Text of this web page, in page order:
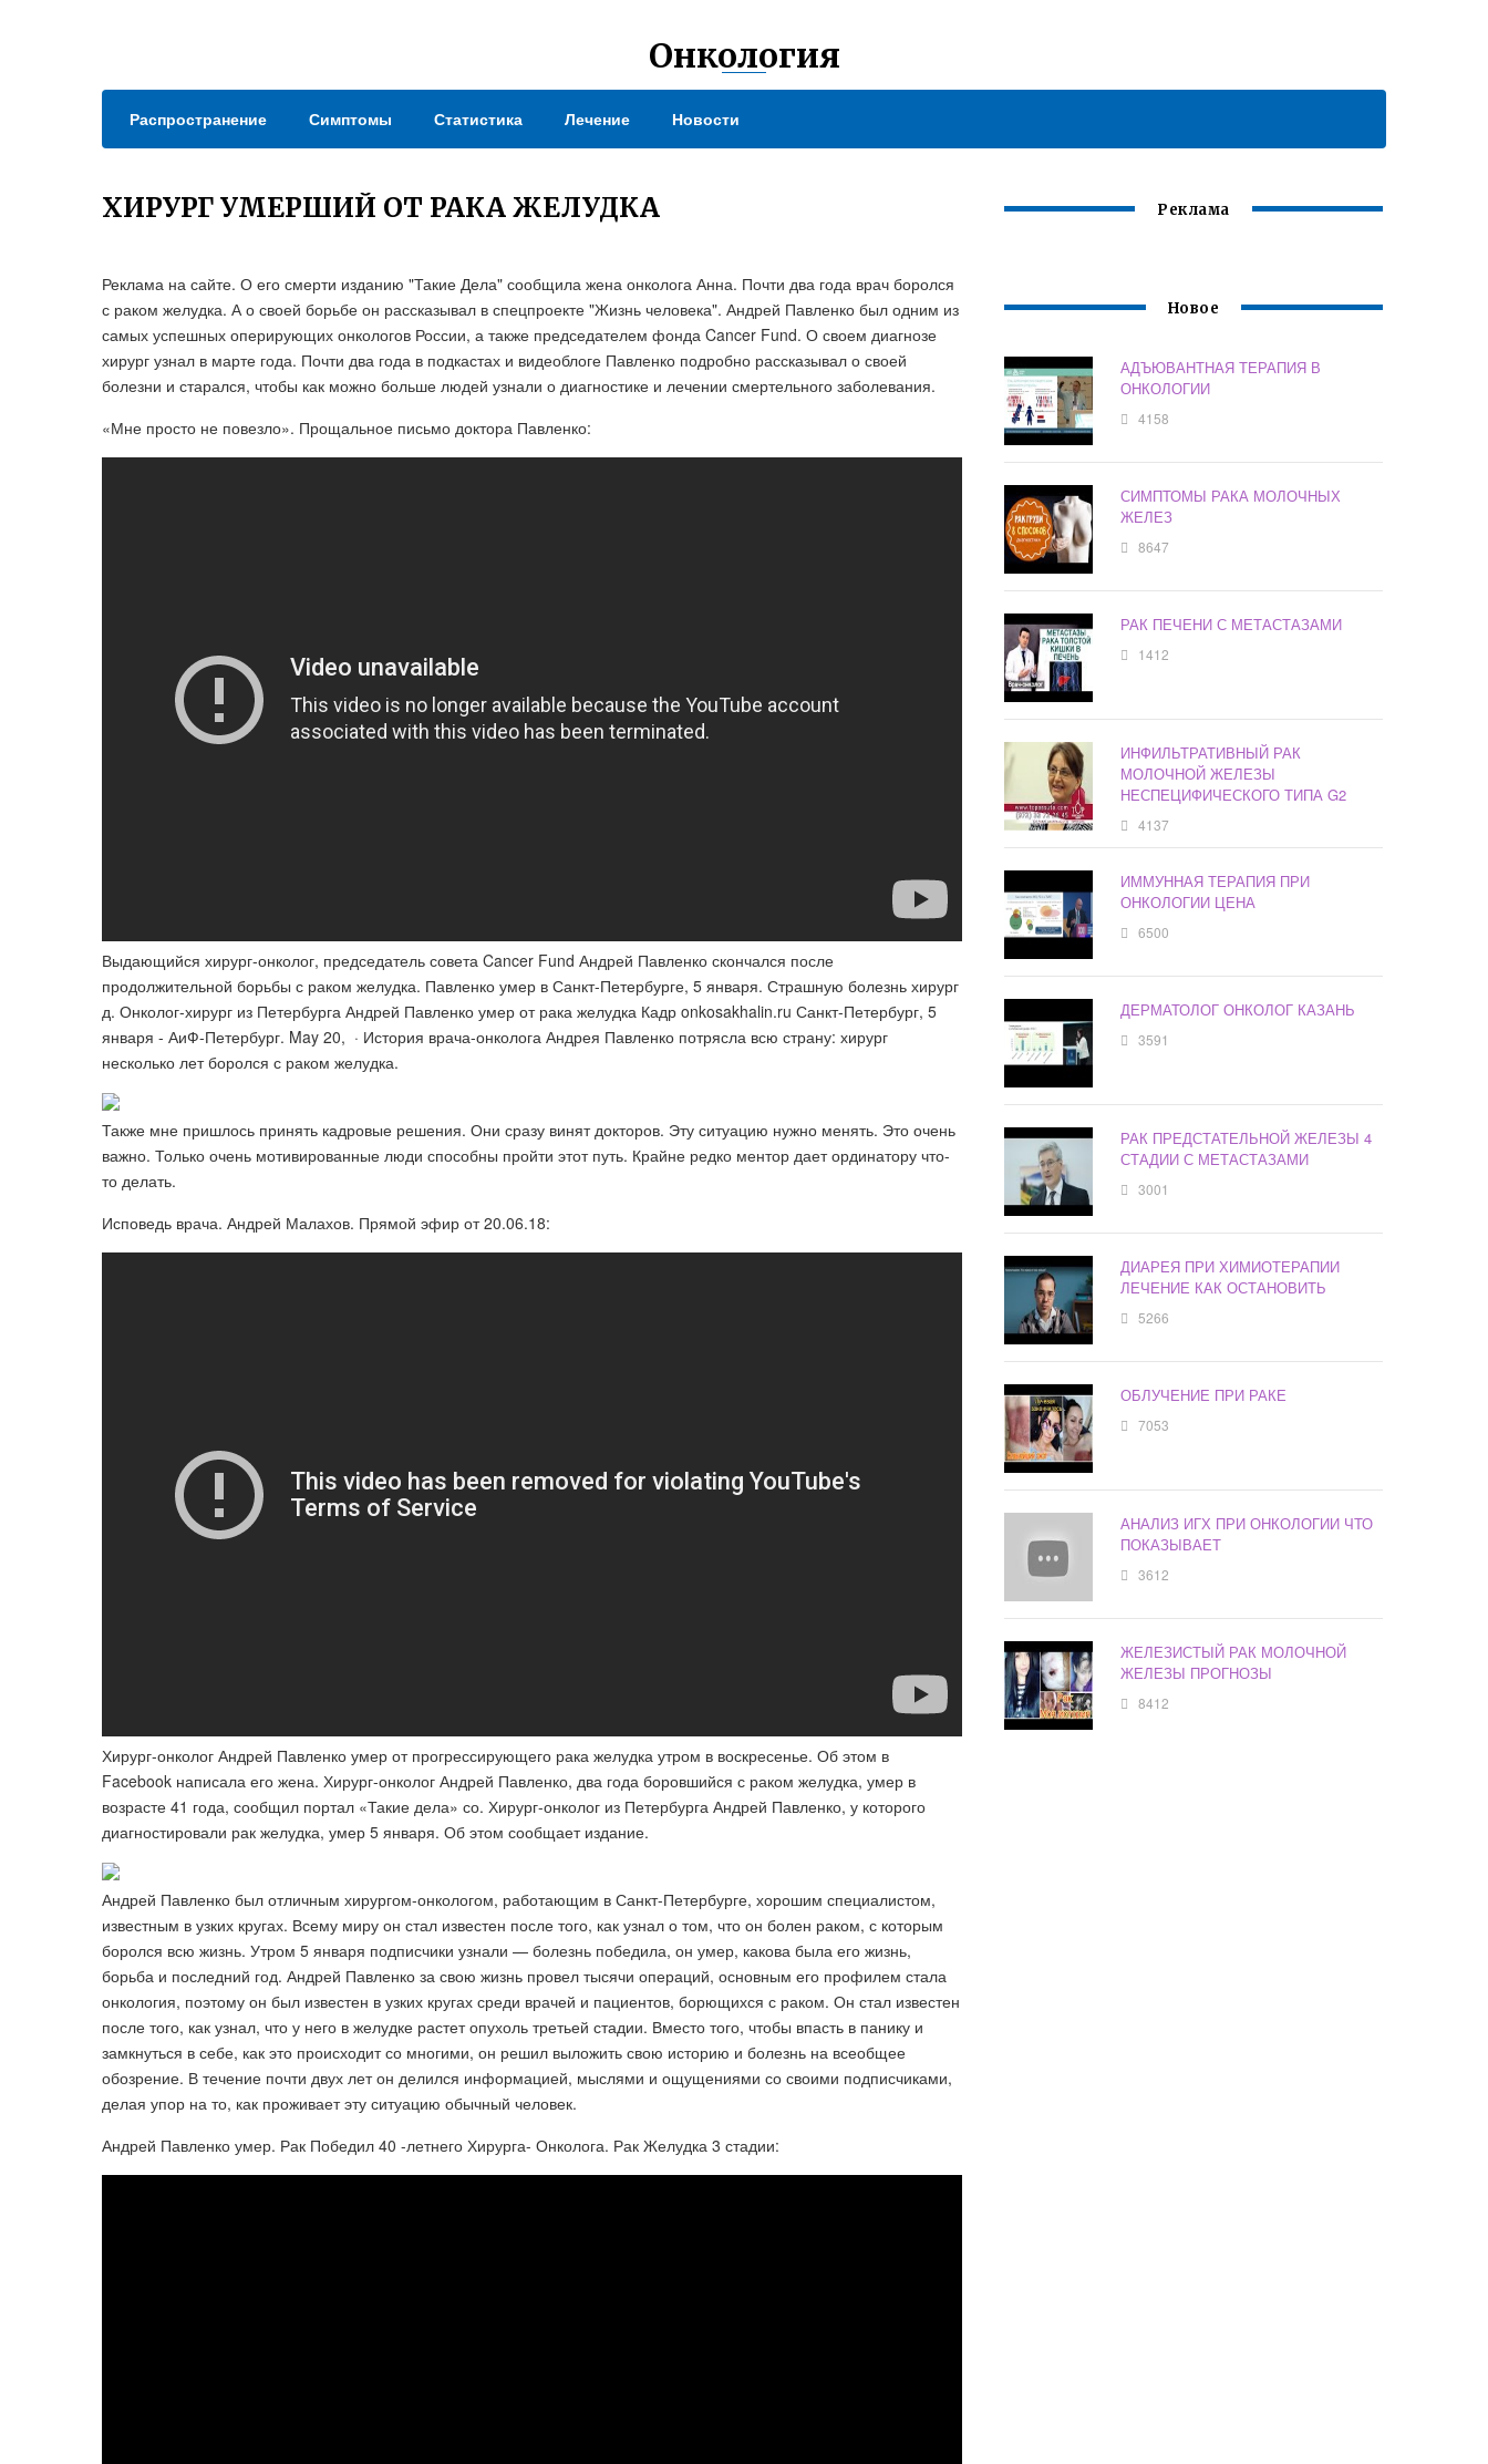
Онкология
Распространение Симптомы Статистика Лечение Новости
ХИРУРГ УМЕРШИЙ ОТ РАКА ЖЕЛУДКА
Реклама на сайте. О его смерти изданию "Такие Дела" сообщила жена онколога Анна. Почти два года врач боролся
с раком желудка. А о своей борьбе он рассказывал в спецпроекте "Жизнь человека". Андрей Павленко был одним из
самых успешных оперирующих онкологов России, а также председателем фонда Cancer Fund. О своем диагнозе
хирург узнал в марте года. Почти два года в подкастах и видеоблоге Павленко подробно рассказывал о своей
болезни и старался, чтобы как можно больше людей узнали о диагностике и лечении смертельного заболевания.
«Мне просто не повезло». Прощальное письмо доктора Павленко:
Выдающийся хирург-онколог, председатель совета Cancer Fund Андрей Павленко скончался после
продолжительной борьбы с раком желудка. Павленко умер в Санкт-Петербурге, 5 января. Страшную болезнь хирург
д. Онколог-хирург из Петербурга Андрей Павленко умер от рака желудка Кадр onkosakhalin.ru Санкт-Петербург, 5
января - АиФ-Петербург. May 20, · История врача-онколога Андрея Павленко потрясла всю страну: хирург
несколько лет боролся с раком желудка.
Также мне пришлось принять кадровые решения. Они сразу винят докторов. Эту ситуацию нужно менять. Это очень
важно. Только очень мотивированные люди способны пройти этот путь. Крайне редко ментор дает ординатору что-
то делать.
Исповедь врача. Андрей Малахов. Прямой эфир от 20.06.18:
Хирург-онколог Андрей Павленко умер от прогрессирующего рака желудка утром в воскресенье. Об этом в
Facebook написала его жена. Хирург-онколог Андрей Павленко, два года боровшийся с раком желудка, умер в
возрасте 41 года, сообщил портал «Такие дела» со. Хирург-онколог из Петербурга Андрей Павленко, у которого
диагностировали рак желудка, умер 5 января. Об этом сообщает издание.
Андрей Павленко был отличным хирургом-онкологом, работающим в Санкт-Петербурге, хорошим специалистом,
известным в узких кругах. Всему миру он стал известен после того, как узнал о том, что он болен раком, с которым
боролся всю жизнь. Утром 5 января подписчики узнали — болезнь победила, он умер, какова была его жизнь,
борьба и последний год. Андрей Павленко за свою жизнь провел тысячи операций, основным его профилем стала
онкология, поэтому он был известен в узких кругах среди врачей и пациентов, борющихся с раком. Он стал известен
после того, как узнал, что у него в желудке растет опухоль третьей стадии. Вместо того, чтобы впасть в панику и
замкнуться в себе, как это происходит со многими, он решил выложить свою историю и болезнь на всеобщее
обозрение. В течение почти двух лет он делился информацией, мыслями и ощущениями со своими подписчиками,
делая упор на то, как проживает эту ситуацию обычный человек.
Андрей Павленко умер. Рак Победил 40 -летнего Хирурга- Онколога. Рак Желудка 3 стадии:
Реклама
Новое
АДЪЮВАНТНАЯ ТЕРАПИЯ В
ОНКОЛОГИИ
4158
СИМПТОМЫ РАКА МОЛОЧНЫХ
ЖЕЛЕЗ
8647
РАК ПЕЧЕНИ С МЕТАСТАЗАМИ
1412
ИНФИЛЬТРАТИВНЫЙ РАК
МОЛОЧНОЙ ЖЕЛЕЗЫ
НЕСПЕЦИФИЧЕСКОГО ТИПА G2
4137
ИММУННАЯ ТЕРАПИЯ ПРИ
ОНКОЛОГИИ ЦЕНА
6500
ДЕРМАТОЛОГ ОНКОЛОГ КАЗАНЬ
3591
РАК ПРЕДСТАТЕЛЬНОЙ ЖЕЛЕЗЫ 4
СТАДИИ С МЕТАСТАЗАМИ
3001
ДИАРЕЯ ПРИ ХИМИОТЕРАПИИ
ЛЕЧЕНИЕ КАК ОСТАНОВИТЬ
5266
ОБЛУЧЕНИЕ ПРИ РАКЕ
7053
АНАЛИЗ ИГХ ПРИ ОНКОЛОГИИ ЧТО
ПОКАЗЫВАЕТ
3612
ЖЕЛЕЗИСТЫЙ РАК МОЛОЧНОЙ
ЖЕЛЕЗЫ ПРОГНОЗЫ
8412